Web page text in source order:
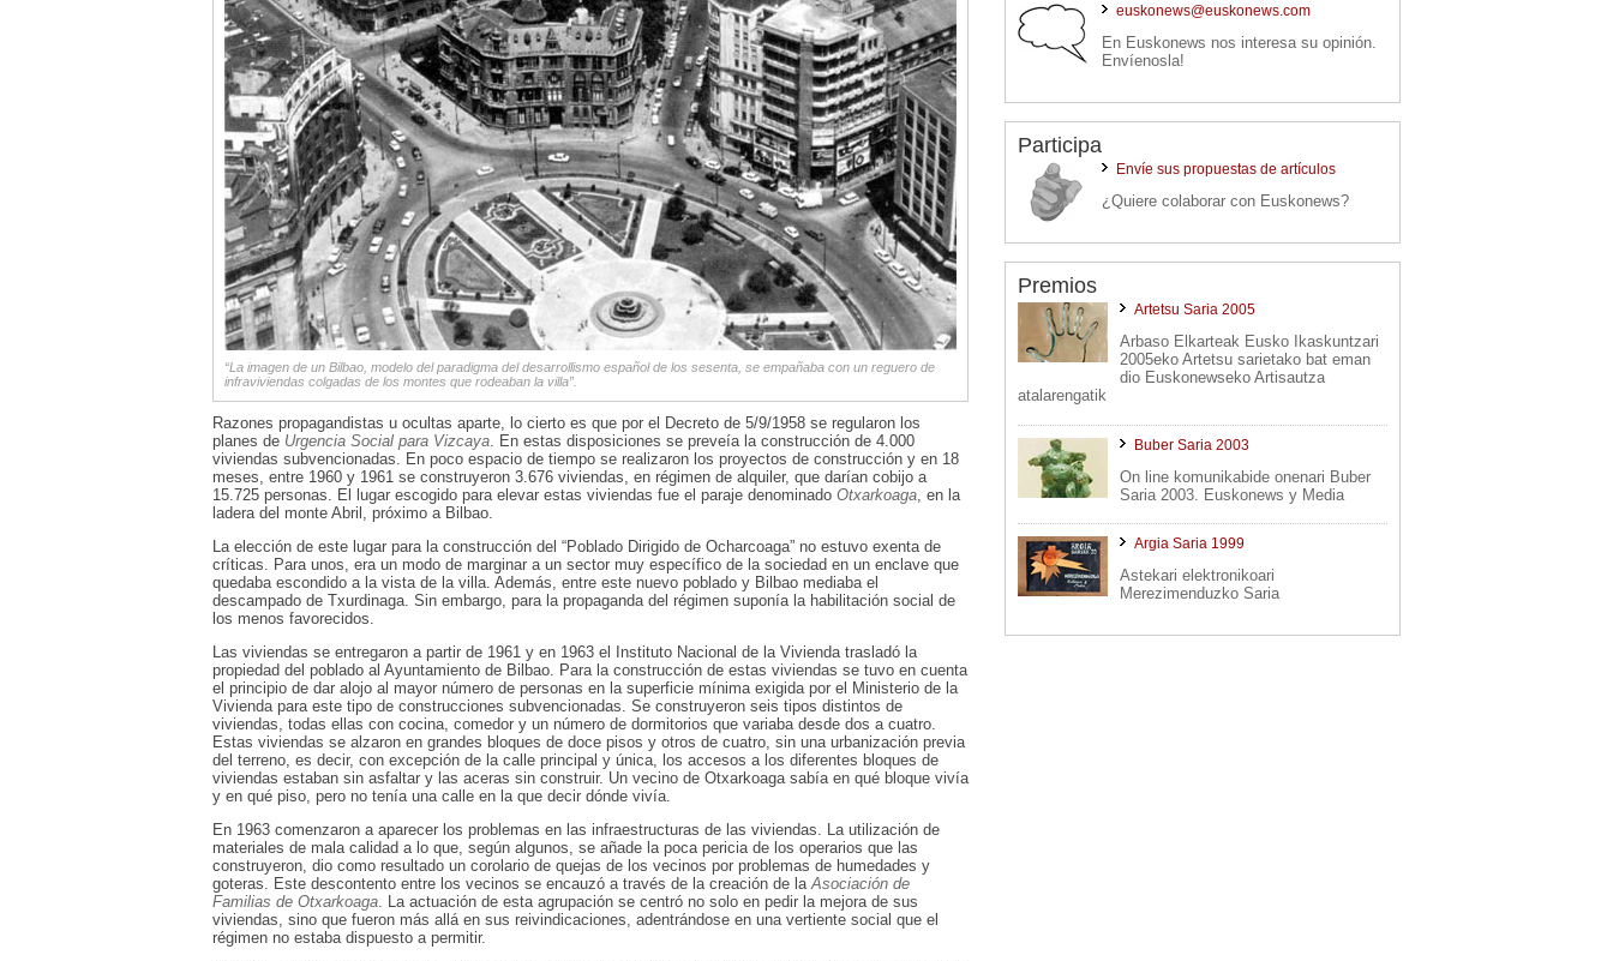
euskonews@euskonews.com
En Euskonews nos interesa su opinión.
Envíenosla!
Participa
Envíe sus propuestas de artículos
¿Quiere colaborar con Euskonews?
Premios
Artetsu Saria 2005
Arbaso Elkarteak Eusko Ikaskuntzari
2005eko Artetsu sarietako bat eman
dio Euskonewseko Artisautza
atalarengatik
Buber Saria 2003
On line komunikabide onenari Buber
Saria 2003. Euskonews y Media
Argia Saria 1999
Astekari elektronikoari
Merezimenduzko Saria
“La imagen de un Bilbao, modelo del paradigma del desarrollismo español de los sesenta, se empañaba con un reguero de
infraviviendas colgadas de los montes que rodeaban la villa”.
Razones propagandistas u ocultas aparte, lo cierto es que por el Decreto de 5/9/1958 se regularon los
planes de Urgencia Social para Vizcaya. En estas disposiciones se preveía la construcción de 4.000
viviendas subvencionadas. En poco espacio de tiempo se realizaron los proyectos de construcción y en 18
meses, entre 1960 y 1961 se construyeron 3.676 viviendas, en régimen de alquiler, que darían cobijo a
15.725 personas. El lugar escogido para elevar estas viviendas fue el paraje denominado Otxarkoaga, en la
ladera del monte Abril, próximo a Bilbao.
La elección de este lugar para la construcción del “Poblado Dirigido de Ocharcoaga” no estuvo exenta de
críticas. Para unos, era un modo de marginar a un sector muy específico de la sociedad en un enclave que
quedaba escondido a la vista de la villa. Además, entre este nuevo poblado y Bilbao mediaba el
descampado de Txurdinaga. Sin embargo, para la propaganda del régimen suponía la habilitación social de
los menos favorecidos.
Las viviendas se entregaron a partir de 1961 y en 1963 el Instituto Nacional de la Vivienda trasladó la
propiedad del poblado al Ayuntamiento de Bilbao. Para la construcción de estas viviendas se tuvo en cuenta
el principio de dar alojo al mayor número de personas en la superficie mínima exigida por el Ministerio de la
Vivienda para este tipo de construcciones subvencionadas. Se construyeron seis tipos distintos de
viviendas, todas ellas con cocina, comedor y un número de dormitorios que variaba desde dos a cuatro.
Estas viviendas se alzaron en grandes bloques de doce pisos y otros de cuatro, sin una urbanización previa
del terreno, es decir, con excepción de la calle principal y única, los accesos a los diferentes bloques de
viviendas estaban sin asfaltar y las aceras sin construir. Un vecino de Otxarkoaga sabía en qué bloque vivía
y en qué piso, pero no tenía una calle en la que decir dónde vivía.
En 1963 comenzaron a aparecer los problemas en las infraestructuras de las viviendas. La utilización de
materiales de mala calidad a lo que, según algunos, se añade la poca pericia de los operarios que las
construyeron, dio como resultado un corolario de quejas de los vecinos por problemas de humedades y
goteras. Este descontento entre los vecinos se encauzó a través de la creación de laAsociación de
Familias de Otxarkoaga. La actuación de esta agrupación se centró no solo en pedir la mejora de sus
viviendas, sino que fueron más allá en sus reivindicaciones, adentrándose en una vertiente social que el
régimen no estaba dispuesto a permitir.